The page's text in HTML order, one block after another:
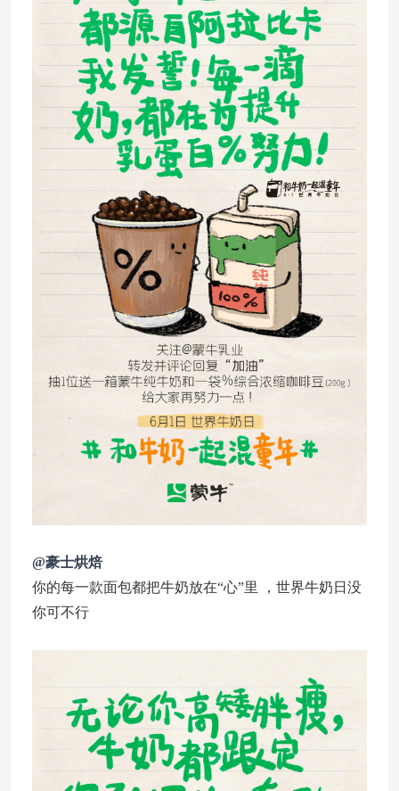
@豪士烘焙
你的每一款面包都把牛奶放在“心”里 ，世界牛奶日没
你可不行